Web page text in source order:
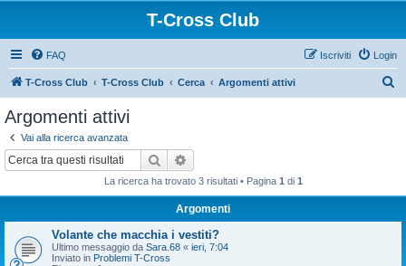
T-Cross Club
FAQ Login
Iscriviti
T-Cross Club T-Cross Club Cerca Argomenti attivi
Argomenti attivi
Vai alla ricerca avanzata
Cerca
La ricerca ha trovato 3 risultati • Pagina 1 di 1
Argomenti
Volante che macchia i vestiti?
Ultimo messaggio da Sara.68 « ieri, 7:04
Inviato in Problemi T-Cross